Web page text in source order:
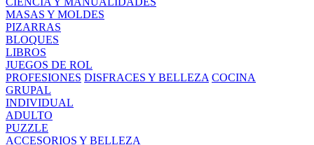
MASAS Y MOLDES
PIZARRAS
BLOQUES
LIBROS
JUEGOS DE ROL
PROFESIONES DISFRACES Y BELLEZA COCINA
GRUPAL
INDIVIDUAL
ADULTO
PUZZLE
ACCESORIOS Y BELLEZA